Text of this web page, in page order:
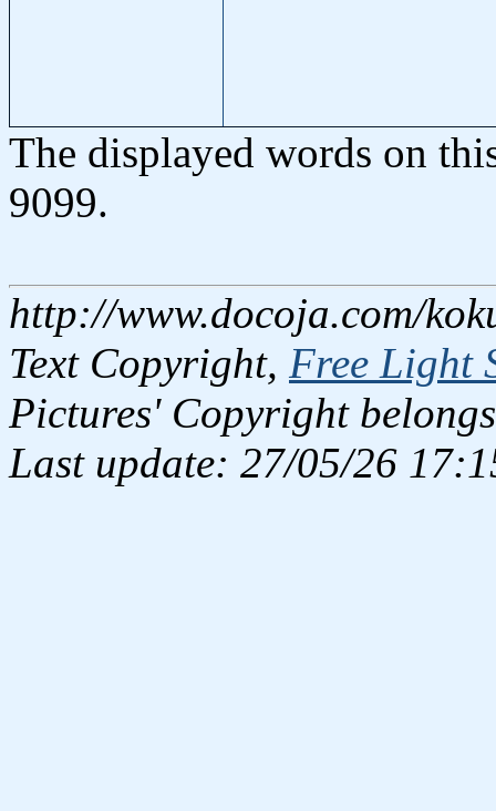
The displayed words on
9099.
http://www.docoja.com/
Text Copyright, Free Light
Pictures' Copyright
Last update: 27/05/26